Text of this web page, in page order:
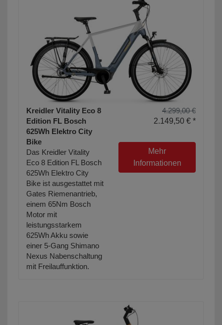
Kreidler Vitality Eco 8
Edition FL Bosch
625Wh Elektro City
Bike
Das Kreidler Vitality
Eco 8 Edition FL Bosch
625Wh Elektro City
Bike ist ausgestattet mit
Gates Riemenantrieb,
einem 65Nm Bosch
Motor mit
leistungsstarkem
625Wh Akku sowie
einer 5-Gang Shimano
Nexus Nabenschaltung
mit Freilauffunktion.
4.299,00 €
2.149,50 € *
Mehr
Informationen